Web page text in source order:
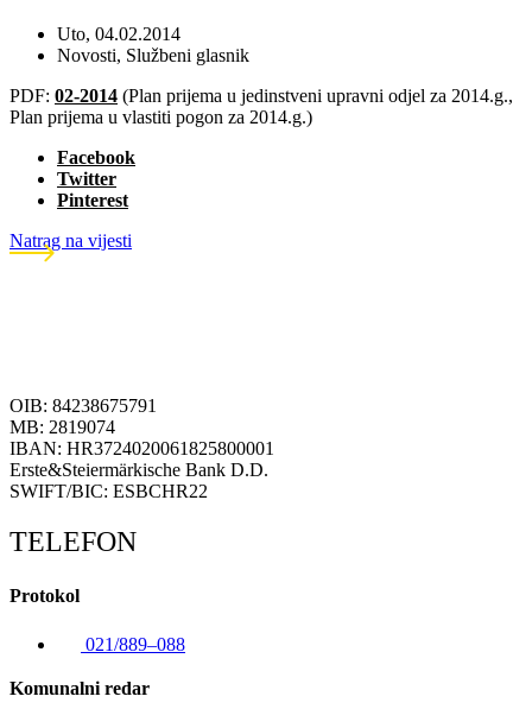
Uto, 04.02.2014
Novosti, Službeni glasnik
PDF: 02-2014 (Plan prijema u jedinstveni upravni odjel za 2014.g.,
Plan prijema u vlastiti pogon za 2014.g.)
Facebook
Twitter
Pinterest
Natrag na vijesti
OIB: 84238675791
MB: 2819074
IBAN: HR3724020061825800001
Erste&Steiermärkische Bank D.D.
SWIFT/BIC: ESBCHR22
TELEFON
Protokol
021/889–088
Komunalni redar